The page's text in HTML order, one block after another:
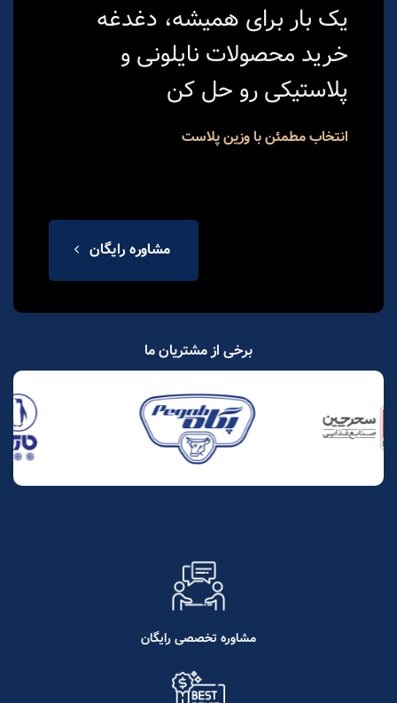
یک بار برای همیشه، دغدغه
خرید محصولات نایلونی و
پلاستیکی رو حل کن
انتخاب مطمئن با وزین پلاست
مشاوره رایگان
برخی از مشتریان ما
مشاوره تخصصی رایگان